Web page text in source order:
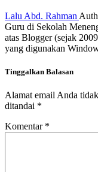
Lalu Abd. Rahman
Guru di Sekolah
atas Blogger (sejak
yang digunakan
Tinggalkan Balasan
Alamat email Anda
ditandai *
Komentar *